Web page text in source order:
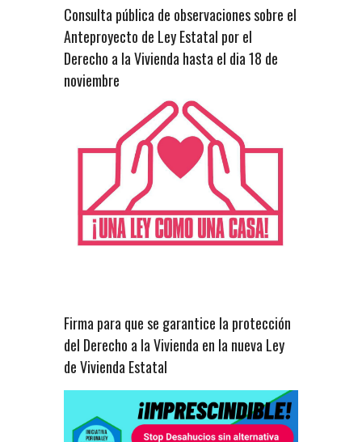
Consulta pública de observaciones sobre el
Anteproyecto de Ley Estatal por el
Derecho a la Vivienda hasta el dia 18 de
noviembre
Firma para que se garantice la protección
del Derecho a la Vivienda en la nueva Ley
de Vivienda Estatal